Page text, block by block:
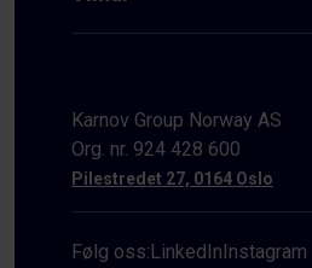
Karnov Group Norway AS
Org. nr. 924 428 600
Pilestredet 27, 0164 Oslo
Følg oss:LinkedInInstagram